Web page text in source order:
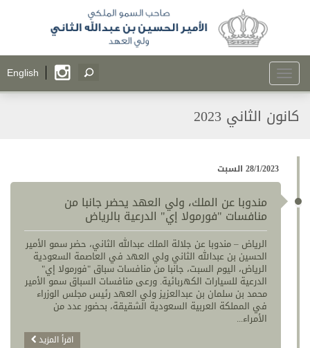
English Toggle
navigation
كانون الثاني 2023
28/1/2023 السبت
مندوبا عن الملك، ولي العهد يحضر جانبا من
منافسات "فورمولا إي" الدرعية بالرياض
الرياض – مندوبا عن جلالة الملك عبدالله الثاني، حضر سمو الأمير
الحسين بن عبدالله الثاني ولي العهد في العاصمة السعودية
الرياض، اليوم السبت، جانبا من منافسات سباق "فورمولا إي"
الدرعية للسيارات الكهربائية. ورعى منافسات السباق سمو الأمير
محمد بن سلمان بن عبدالعزيز ولي العهد رئيس مجلس الوزراء
في المملكة العربية السعودية الشقيقة، بحضور عدد من
الأمراء...
اقرأ المزيد